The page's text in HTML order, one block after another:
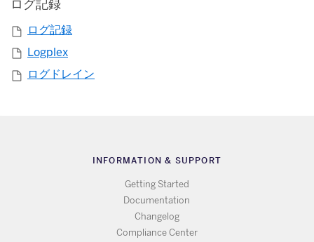
ログ記録
ログ記録
Logplex
ログドレイン
INFORMATION & SUPPORT
Getting Started
Documentation
Changelog
Compliance Center